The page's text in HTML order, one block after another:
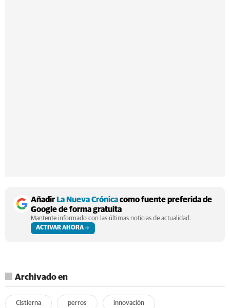
AñadirLa Nueva Crónicacomo fuente preferida de
Google de forma gratuita
Mantente informado con las últimas noticias de actualidad.
ACTIVAR AHORA
Archivado en
Cistierna perros innovación